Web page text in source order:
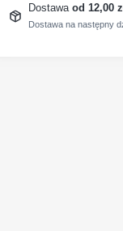
Dostawa od 12,00
Dostawa na następny